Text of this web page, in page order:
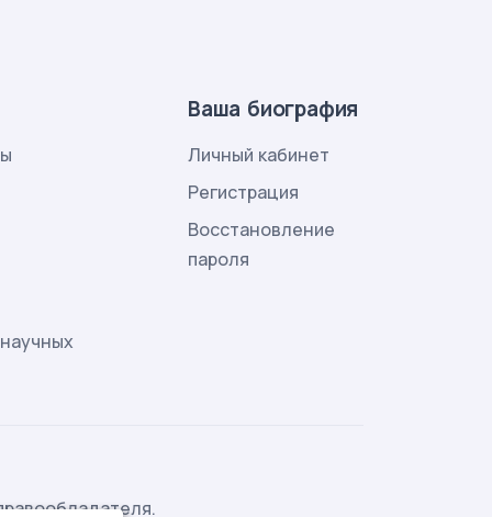
Ваша биография
Личный кабинет
Регистрация
Восстановление
пароля